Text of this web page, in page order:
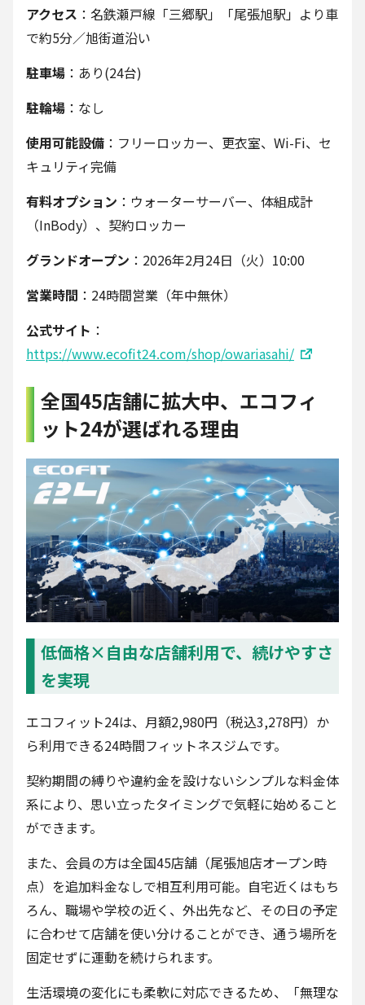
アクセス ：名鉄瀬戸線「三郷駅」「尾張旭駅」より車
で約5分／旭街道沿い
駐車場 ：あり(24台)
駐輪場 ：なし
使用可能設備 ：フリーロッカー、更衣室、Wi-Fi、セ
キュリティ完備
有料オプション ：ウォーターサーバー、体組成計
（InBody）、契約ロッカー
グランドオープン ：2026年2月24日（火）10:00
営業時間 ：24時間営業（年中無休）
公式サイト ：
https://www.ecofit24.com/shop/owariasahi/
全国45店舗に拡大中、エコフィ
ット24が選ばれる理由
低価格×自由な店舗利用で、続けやすさ
を実現
エコフィット24は、月額2,980円（税込3,278円）か
ら利用できる24時間フィットネスジムです。
契約期間の縛りや違約金を設けないシンプルな料金体
系により、思い立ったタイミングで気軽に始めること
ができます。
また、会員の方は全国45店舗（尾張旭店オープン時
点）を追加料金なしで相互利用可能。自宅近くはもち
ろん、職場や学校の近く、外出先など、その日の予定
に合わせて店舗を使い分けることができ、通う場所を
固定せずに運動を続けられます。
生活環境の変化にも柔軟に対応できるため、「無理な